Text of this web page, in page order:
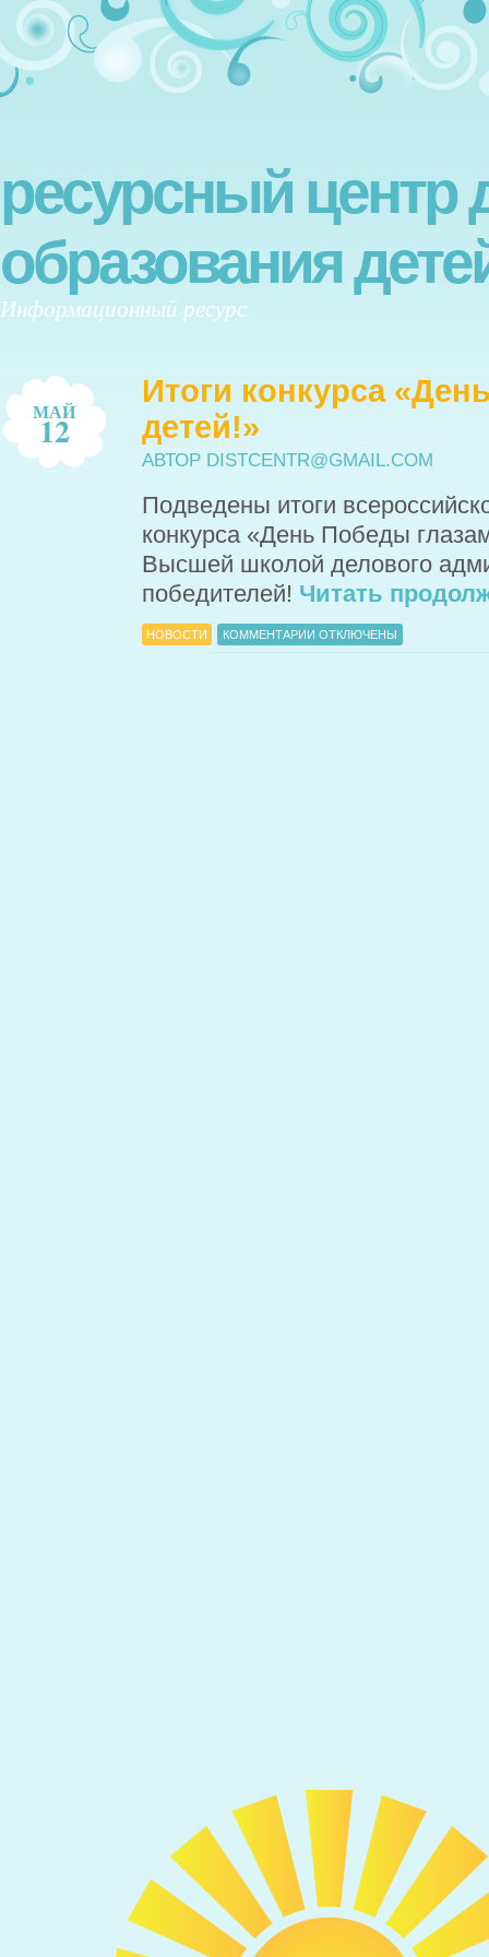
ресурсный центр
образования
Информационный ресурс
МАЙ
12
Итоги конкурса
детей!»
АВТОР DISTCENTR@GMAIL.COM
Подведены итоги
конкурса «День Победы
Высшей школой делового
победителей! Читать
НОВОСТИ КОММЕНТАРИИ ОТКЛЮЧЕНЫ